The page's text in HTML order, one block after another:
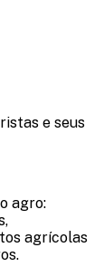
e seus
agro:
agrícolas